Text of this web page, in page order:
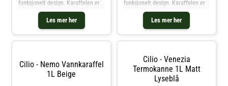
Les mer her
funksjonelt design. Karaffelen er
formet som en fiskestjert – både
et blikkfang og et praktisk grep.
Den brede åpningen gjør de
Les mer her
funksjonelt design. Karaffelen er
formet som en fiskestjert – både
et blikkfang og et praktisk grep.
Den brede åpningen gjør det
Cilio - Nemo Vannkaraffel
1L Beige
Cilio - Venezia
Termokanne 1L Matt
Lyseblå